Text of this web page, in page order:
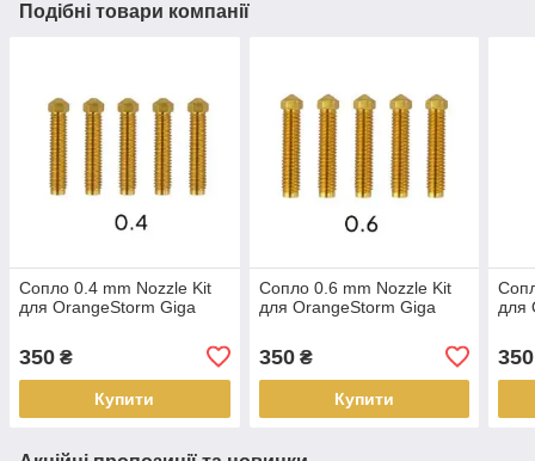
Подібні товари компанії
Сопло 0.4 mm Nozzle Kit
для OrangeStorm Giga
350 ₴
Купити
Сопло 0.6 mm Nozzle Kit
для OrangeStorm Giga
350₴
Купити
для
350